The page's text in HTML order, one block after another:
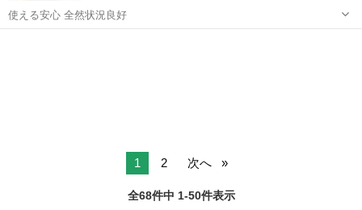
使える安心 全然状況良好
1 2 次へ
全68件中 1-50件表示